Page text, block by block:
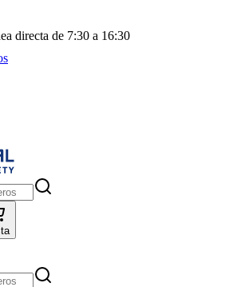
directa de 7:30 a 16:30